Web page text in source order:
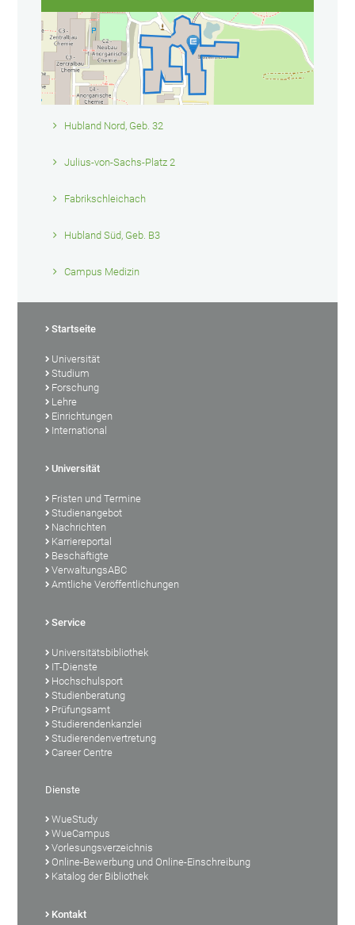
Hubland Nord, Geb. 32
Julius-von-Sachs-Platz 2
Fabrikschleichach
Hubland Süd, Geb. B3
Campus Medizin
Startseite
Universität
Studium
Forschung
Lehre
Einrichtungen
International
Universität
Fristen und Termine
Studienangebot
Nachrichten
Karriereportal
Beschäftigte
VerwaltungsABC
Amtliche Veröffentlichungen
Service
Universitätsbibliothek
IT-Dienste
Hochschulsport
Studienberatung
Prüfungsamt
Studierendenkanzlei
Studierendenvertretung
Career Centre
Dienste
WueStudy
WueCampus
Vorlesungsverzeichnis
Online-Bewerbung und Online-Einschreibung
Katalog der Bibliothek
Kontakt